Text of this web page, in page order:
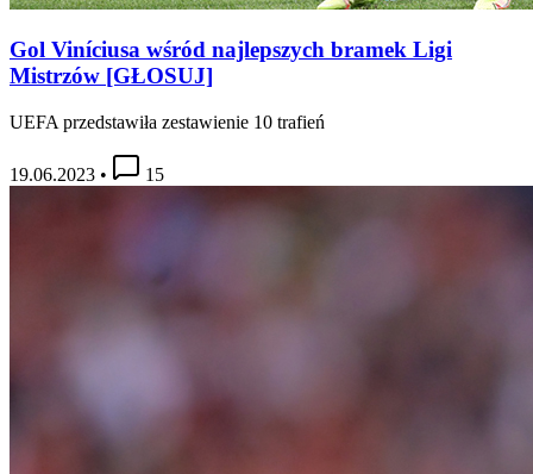
Gol Viníciusa wśród najlepszych bramek Ligi
Mistrzów [GŁOSUJ]
UEFA przedstawiła zestawienie 10 trafień
19.06.2023 • 15